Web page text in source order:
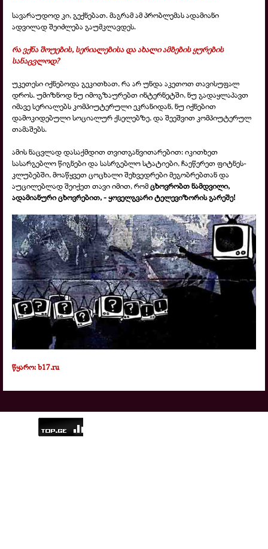
სავარაუდოდ კი, გექნებათ. მაგრამ ამ პრობლემას ადამიანი
ადვილად შეიძლება გაუმკლავდეს.
რა ვქნა შოუების, სერიალებისა და ახალი ამბების ყურების
სანაცვლოდ?
უკეთესი იქნებოდა გეკითხათ, რა არ უნდა აკეთოთ თავისუფალ
დროს. უმიზნოდ ნუ იმოგზაურებთ ინტერნეტში, ნუ გადაყლაპავთ
იმავე სერიალებს კომპიუტერული ეკრანიდან, ნუ იქნებით
დამოკიდებული სოციალურ ქსელებზე, და შეეშვით კომპიუტერულ
თამაშებს.
ამის ნაცვლად დასაქმდით თვითგანვითარებით: იკითხეთ
სასარგებლო წიგნები და სასრგებლო სტატიები, ჩაეწერეთ ფიტნეს-
კლუბებში, მოაწყვეთ ცოცხალი შეხვედრები მეგობრებთან და
აუცილებლად შეიქეთ თავი იმით, რომცხოვრობთ ნამდვილი,
ადამიანური ცხოვრებით, -ყოველგვარი ტელევიზორის გარეშე!
წყარო: b17.ru